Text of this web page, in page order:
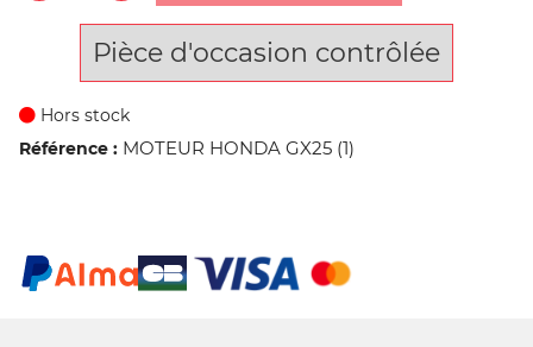
Pièce d'occasion contrôlée
Hors stock
Référence : MOTEUR HONDA GX25 (1)